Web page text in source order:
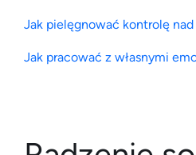
Jak pielęgnować kontrolę
Jak pracować z własnymi